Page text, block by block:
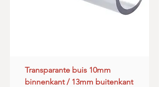
Transparante buis 10mm
binnenkant / 13mm buitenkant